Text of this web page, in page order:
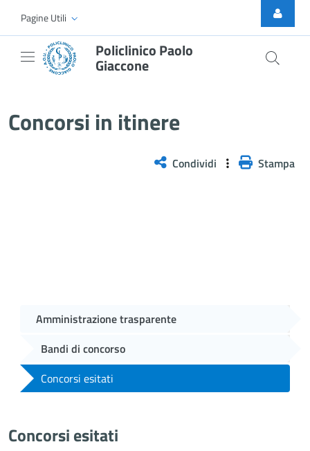
Skip to Main Content
Pagine Utili
Policlinico Paolo
Giaccone
Concorsi in itinere
Condividi Stampa
Amministrazione trasparente
Bandi di concorso
Concorsi esitati
Concorsi esitati